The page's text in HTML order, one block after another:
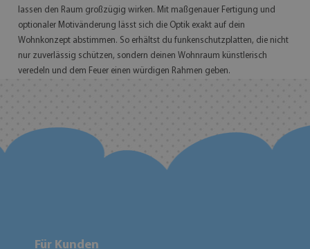
lassen den Raum großzügig wirken. Mit maßgenauer Fertigung und
optionaler Motivänderung lässt sich die Optik exakt auf dein
Wohnkonzept abstimmen. So erhältst du funkenschutzplatten, die nicht
nur zuverlässig schützen, sondern deinen Wohnraum künstlerisch
veredeln und dem Feuer einen würdigen Rahmen geben.
Für Kunden